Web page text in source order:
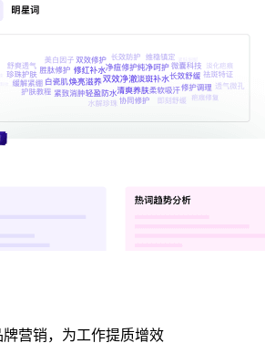
牌营销，为工作提质增效